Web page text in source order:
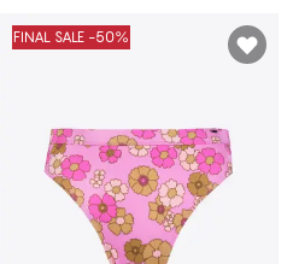
FINAL SALE -50%